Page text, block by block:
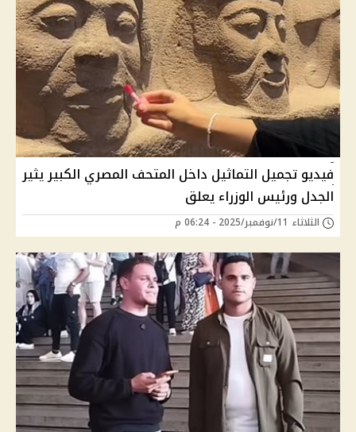
فيديو تجميل التماثيل داخل المتحف المصري الكبير يثير
الجدل ورئيس الوزراء يعلق
الثلاثاء 11/نوفمبر/2025 - 06:24 م